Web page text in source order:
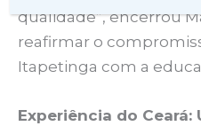
qualidade”, encerrou
reafirmar o
Itapetinga com a
Experiência do Ceará: